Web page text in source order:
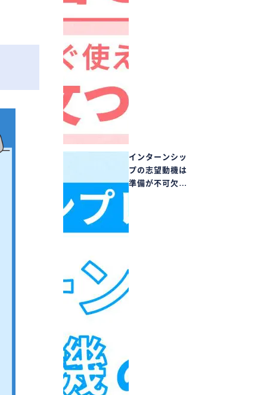
インターンシッ
プの志望動機は
準備が不可欠…